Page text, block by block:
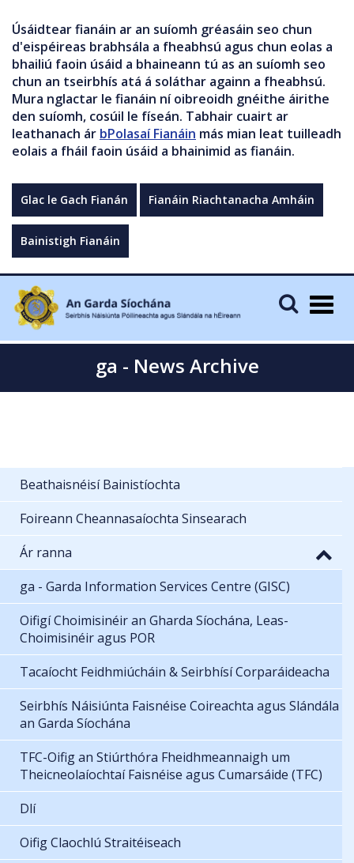
Úsáidtear fianáin ar an suíomh gréasáin seo chun
d'eispéireas brabhsála a fheabhsú agus chun eolas a
bhailiú faoin úsáid a bhaineann tú as an suíomh seo
chun an tseirbhís atá á soláthar againn a fheabhsú.
Mura nglactar le fianáin ní oibreoidh gnéithe áirithe
den suíomh, cosúil le físeán. Tabhair cuairt ar
leathanach ár bPolasaí Fianáin más mian leat tuilleadh
eolais a fháil faoin úsáid a bhainimid as fianáin.
Glac le Gach Fianán Fianáin Riachtanacha Amháin
Bainistigh Fianáin
ga - News Archive
Beathaisnéisí Bainistíochta
Foireann Cheannasaíochta Sinsearach
Ár ranna
ga - Garda Information Services Centre (GISC)
Oifigí Choimisinéir an Gharda Síochána, Leas-
Choimisinéir agus POR
Tacaíocht Feidhmiúcháin & Seirbhísí Corparáideacha
Seirbhís Náisiúnta Faisnéise Coireachta agus Slándála
an Garda Síochána
TFC-Oifig an Stiúrthóra Fheidhmeannaigh um
Theicneolaíochtaí Faisnéise agus Cumarsáide (TFC)
Dlí
Oifig Claochlú Straitéiseach